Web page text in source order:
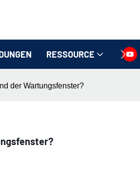
RESSOURCE
der Wartungsfenster?